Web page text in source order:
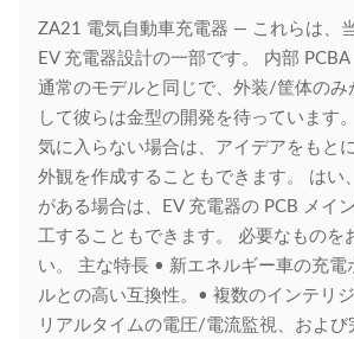
ZA21 電気自動車充電器 — これらは、
EV 充電器設計の一部です。 内部
通常のモデルと同じで、外装/筐体のみ
して彼らは金型の開発を待っています
気に入らない場合は、アイデアをもと
外観を作成することもできます。 はい
がある場合は、EV 充電器の PCB メイ
工することもできます。 必要なものを
い。 主な特長 • 新エネルギー車の充電
ルとの高い互換性。• 複数のインテリ
リアルタイムの電圧/電流監視、および